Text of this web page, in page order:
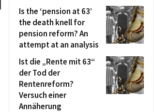
Is the ‘pension at 63’
the death knell for
pension reform? An
attempt at an analysis
Ist die „Rente mit 63“
der Tod der
Rentenreform?
Versuch einer
Annäherung